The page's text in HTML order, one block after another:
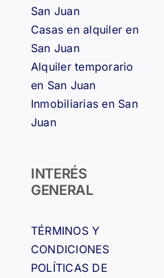
San Juan
Casas en alquiler en
San Juan
Alquiler temporario
en San Juan
Inmobiliarias en San
Juan
INTERÉS
GENERAL
TÉRMINOS Y
CONDICIONES
POLÍTICAS DE